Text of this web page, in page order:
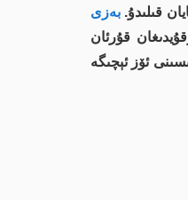
قىلىدۇ. بەزى
قۇرئان
ئۆز ئېچىگە